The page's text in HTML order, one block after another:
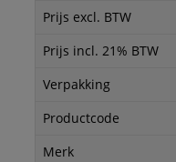
Prijs excl. BTW
Prijs incl. 21% BTW
Verpakking
Productcode
Merk